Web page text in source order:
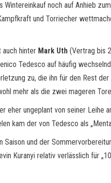
Wintereinkauf noch auf Anhieb
und Torriecher
auch hinter Mark Uth (Vertrag bis
Tedesco auf häufig
zu, die ihn für den Rest
mehr als die zwei mageren
eher ungeplant von seiner Leihe
kam der von Tedesco als
Saison und der
Kuranyi relativ verlässlich für